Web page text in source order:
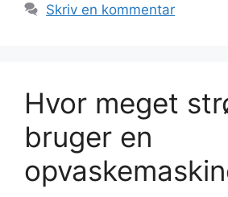
Skriv en kommentar
Hvor meget
bruger en